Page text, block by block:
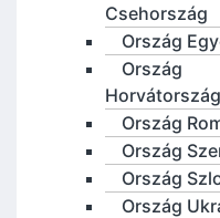
Csehország
Ország
Ország
Horvátország
Ország
Ország
Ország
Ország